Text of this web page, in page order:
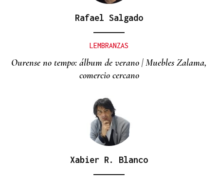
Rafael Salgado
LEMBRANZAS
Ourense no tempo: álbum de verano | Muebles Zalama,
comercio cercano
Xabier R. Blanco